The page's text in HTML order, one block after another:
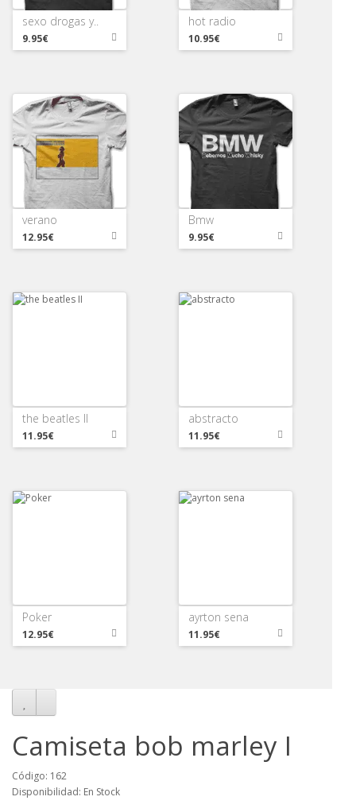
sexo drogas y..
9.95€
hot radio
10.95€
verano
12.95€
Bmw
9.95€
the beatles II
11.95€
abstracto
11.95€
Poker
12.95€
ayrton sena
11.95€
Camiseta bob marley I
Código: 162
Disponibilidad: En Stock